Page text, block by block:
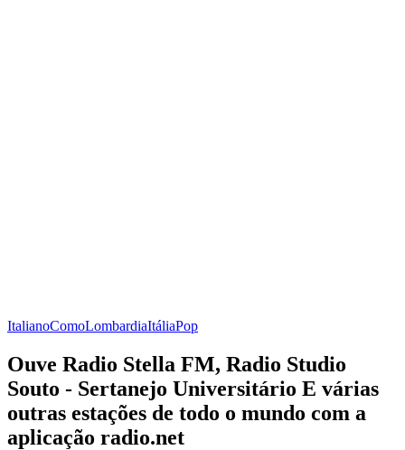
ItalianoComoLombardiaItáliaPop
Ouve Radio Stella FM, Radio Studio
Souto - Sertanejo Universitário E várias
outras estações de todo o mundo com a
aplicação radio.net